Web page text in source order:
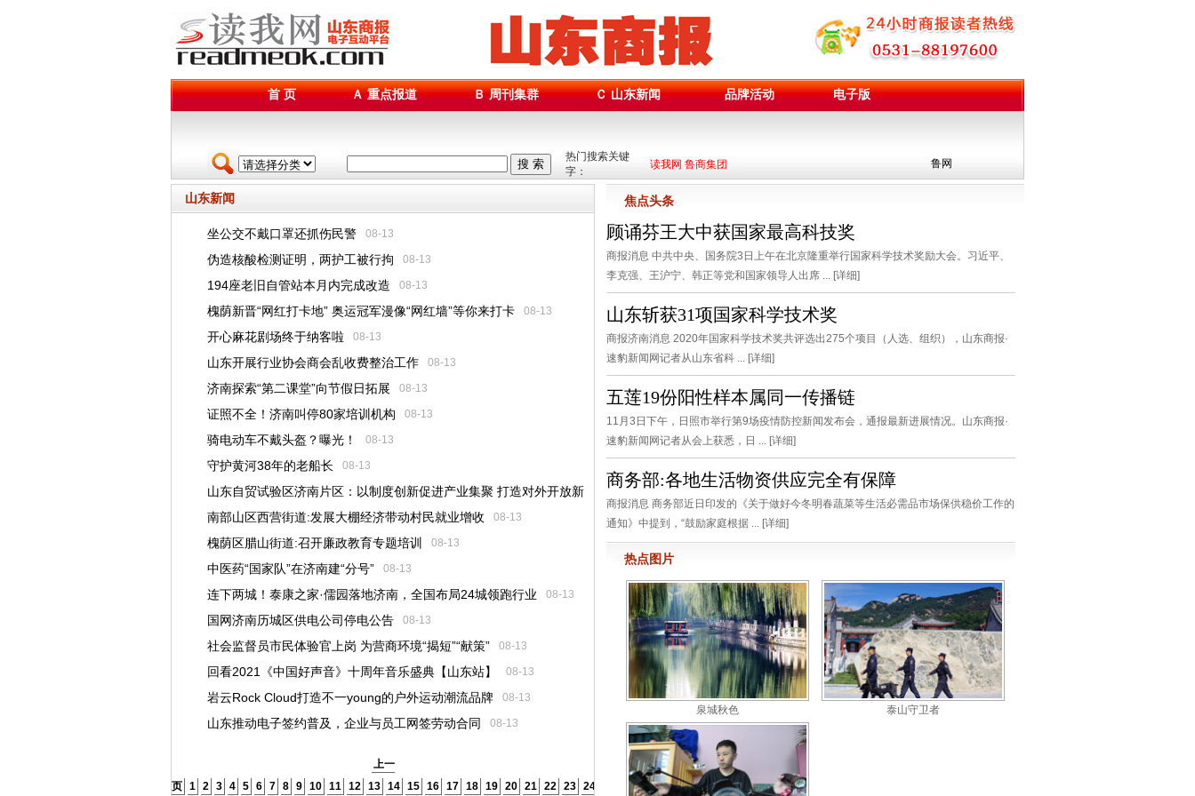
首 页 Ａ 重点报道 Ｂ 周刊集群 Ｃ 山东新闻 品牌活动 电子版
搜 索
热门搜索关键
字：
读我网 鲁商集团 鲁网
山东新闻
坐公交不戴口罩还抓伤民警 08-13
伪造核酸检测证明，两护工被行拘 08-13
194座老旧自管站本月内完成改造 08-13
槐荫新晋“网红打卡地” 奥运冠军漫像“网红墙”等你来打卡 08-13
开心麻花剧场终于纳客啦 08-13
山东开展行业协会商会乱收费整治工作 08-13
济南探索“第二课堂”向节假日拓展 08-13
证照不全！济南叫停80家培训机构 08-13
骑电动车不戴头盔？曝光！ 08-13
守护黄河38年的老船长 08-13
山东自贸试验区济南片区：以制度创新促进产业集聚 打造对外开放新
高地
08-13
南部山区西营街道:发展大棚经济带动村民就业增收 08-13
槐荫区腊山街道:召开廉政教育专题培训 08-13
中医药“国家队”在济南建“分号” 08-13
连下两城！泰康之家·儒园落地济南，全国布局24城领跑行业 08-13
国网济南历城区供电公司停电公告 08-13
社会监督员市民体验官上岗 为营商环境“揭短”“献策” 08-13
回看2021《中国好声音》十周年音乐盛典【山东站】 08-13
岩云Rock Cloud打造不一young的户外运动潮流品牌 08-13
山东推动电子签约普及，企业与员工网签劳动合同 08-13
上一
页 1 2 3 4 5 6 7 8 9 10 11 12 13 14 15 16 17 18 19 20 21 22 23 24 26 27 28 29 30 31 32 33 34 35
焦点头条
顾诵芬王大中获国家最高科技奖
商报消息 中共中央、国务院3日上午在北京隆重举行国家科学技术奖励大会。习近平、
李克强、王沪宁、韩正等党和国家领导人出席 ... [详细]
山东斩获31项国家科学技术奖
商报济南消息 2020年国家科学技术奖共评选出275个项目（人选、组织），山东商报·
速豹新闻网记者从山东省科 ... [详细]
五莲19份阳性样本属同一传播链
11月3日下午，日照市举行第9场疫情防控新闻发布会，通报最新进展情况。山东商报·
速豹新闻网记者从会上获悉，日 ... [详细]
商务部:各地生活物资供应完全有保障
商报消息 商务部近日印发的《关于做好今冬明春蔬菜等生活必需品市场保供稳价工作的
通知》中提到，“鼓励家庭根据 ... [详细]
热点图片
泉城秋色 泰山守卫者